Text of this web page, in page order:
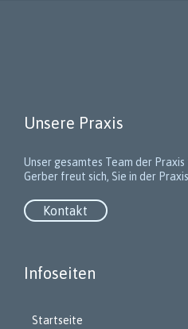
Unsere Praxis
Unser gesamtes Team der
Gerber freut sich, Sie in der
Kontakt
Infoseiten
Startseite